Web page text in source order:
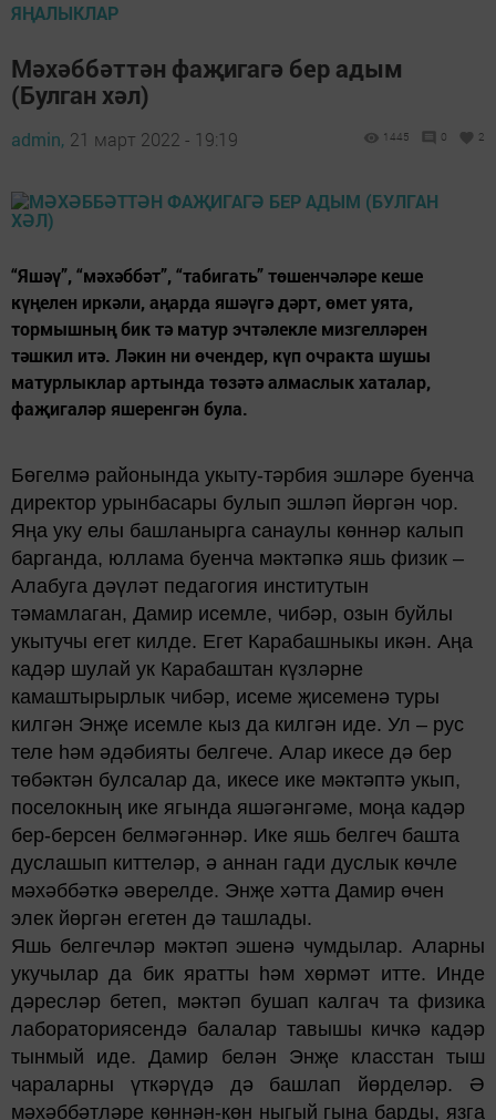
ЯҢАЛЫКЛАР
Мәхәббәттән фаҗигагә бер адым
(Булган хәл)
admin, 21 март 2022 - 19:19 1445 0 2
“Яшәү”, “мәхәббәт”, “табигать” төшенчәләре кеше
күңелен иркәли, аңарда яшәүгә дәрт, өмет уята,
тормышның бик тә матур эчтәлекле мизгелләрен
тәшкил итә. Ләкин ни өчендер, күп очракта шушы
матурлыклар артында төзәтә алмаслык хаталар,
фаҗигаләр яшеренгән була.
Бөгелмә районында укыту-тәрбия эшләре буенча
директор урынбасары булып эшләп йөргән чор.
Яңа уку елы башланырга санаулы көннәр калып
барганда, юллама буенча мәктәпкә яшь физик –
Алабуга дәүләт педагогия институтын
тәмамлаган, Дамир исемле, чибәр, озын буйлы
укытучы егет килде. Егет Карабашныкы икән. Аңа
кадәр шулай ук Карабаштан күзләрне
камаштырырлык чибәр, исеме җисеменә туры
килгән Энҗе исемле кыз да килгән иде. Ул – рус
теле һәм әдәбияты белгече. Алар икесе дә бер
төбәктән булсалар да, икесе ике мәктәптә укып,
поселокның ике ягында яшәгәнгәме, моңа кадәр
бер-берсен белмәгәннәр. Ике яшь белгеч башта
дуслашып киттеләр, ә аннан гади дуслык көчле
мәхәббәткә әверелде. Энҗе хәтта Дамир өчен
элек йөргән егетен дә ташлады.
Яшь белгечләр мәктәп эшенә чумдылар. Аларны
укучылар да бик яратты һәм хөрмәт итте. Инде
дәресләр бетеп, мәктәп бушап калгач та физика
лабораториясендә балалар тавышы кичкә кадәр
тынмый иде. Дамир белән Энҗе класстан тыш
чараларны үткәрүдә дә башлап йөрделәр. Ә
мәхәббәтләре көннән-көн ныгый гына барды, язга